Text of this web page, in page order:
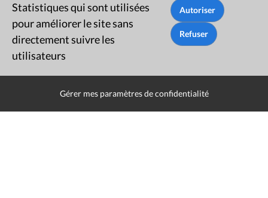
PS
17/01/1973
Van Goidsenhoven
MR
02/10/1973
Statistiques qui sont utilisées
pour améliorer le site sans
directement suivre les
utilisateurs
Gérer mes paramètres de confidentialité